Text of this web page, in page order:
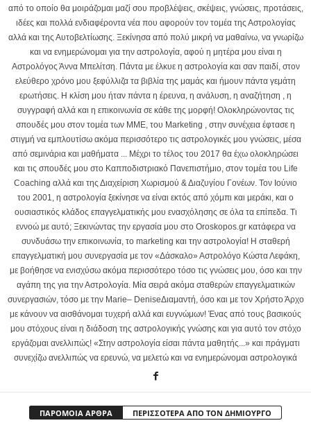
από το οποίο θα μοιράζομαι μαζί σου προβλέψεις, σκέψεις, γνώσεις, προτάσεις,
ιδέες και πολλά ενδιαφέροντα νέα που αφορούν τον τομέα της Αστρολογίας
αλλά και της Αυτοβελτίωσης. Ξεκίνησα από πολύ μικρή να μαθαίνω, να γνωρίζω
και να ενημερώνομαι για την αστρολογία, αφού η μητέρα μου είναι η
Αστρολόγος Άννα Μπελίτση. Πάντα με έλκυε η αστρολογία και σαν παιδί, στον
ελεύθερο χρόνο μου ξεφύλλιζα τα βιβλία της μαμάς και ήμουν πάντα γεμάτη
ερωτήσεις. Η κλίση μου ήταν πάντα η έρευνα, η ανάλυση, η αναζήτηση , η
συγγραφή αλλά και η επικοινωνία σε κάθε της μορφή! Ολοκληρώνοντας τις
σπουδές μου στον τομέα των ΜΜΕ, του Marketing , στην συνέχεια έφτασε η
στιγμή να εμπλουτίσω ακόμα περισσότερο τις αστρολογικές μου γνώσεις, μέσα
από σεμινάρια και μαθήματα ... Μέχρι το τέλος του 2017 θα έχω ολοκληρώσει
και τις σπουδές μου στο Καπποδιστριακό Πανεπιστήμιο, στον τομέα του Life
Coaching αλλά και της Διαχείριση Χωρισμού & Διαζυγίου Γονέων. Τον Ιούνιο
του 2001, η αστρολογία ξεκίνησε να είναι εκτός από χόμπι και μεράκι, και ο
ουσιαστικός κλάδος επαγγελματικής μου ενασχόλησης σε όλα τα επίπεδα. Τι
εννοώ με αυτό; Ξεκινώντας την εργασία μου στο Oroskopos.gr κατάφερα να
συνδυάσω την επικοινωνία, το marketing και την αστρολογία! Η σταθερή
επαγγελματική μου συνεργασία με τον «Δάσκαλο» Αστρολόγο Κώστα Λεφάκη,
με βοήθησε να ενισχύσω ακόμα περισσότερο τόσο τις γνώσεις μου, όσο και την
αγάπη της για την Αστρολογία. Μία σειρά ακόμα σταθερών επαγγελματικών
συνεργασιών, τόσο με την Marie– DeniseΔιαμαντή, όσο και με τον Χρήστο Άρχο
με κάνουν να αισθάνομαι τυχερή αλλά και ευγνώμων! Ένας από τους βασικούς
μου στόχους είναι η διάδοση της αστρολογικής γνώσης και για αυτό τον στόχο
εργάζομαι ανελλιπώς! «Στην αστρολογία είσαι πάντα μαθητής...» και πράγματι
συνεχίζω ανελλιπώς να ερευνώ, να μελετώ και να ενημερώνομαι αστρολογικά
ΠΑΡΟΜΟΙΑ ΑΡΘΡΑ ΠΕΡΙΣΣΟΤΕΡΑ ΑΠΟ ΤΟΝ ΔΗΜΙΟΥΡΓΟ